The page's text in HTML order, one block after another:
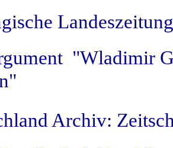
"Wladimir
Archiv: